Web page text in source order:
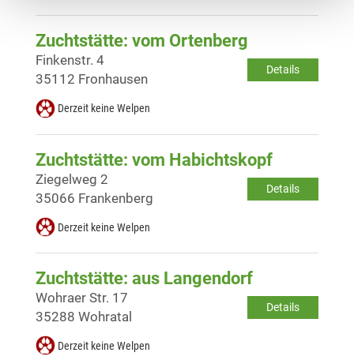
Zuchtstätte: vom Ortenberg
Details
Finkenstr. 4
35112 Fronhausen
Derzeit keine Welpen
Zuchtstätte: vom Habichtskopf
Details
Ziegelweg 2
35066 Frankenberg
Derzeit keine Welpen
Zuchtstätte: aus Langendorf
Details
Wohraer Str. 17
35288 Wohratal
Derzeit keine Welpen